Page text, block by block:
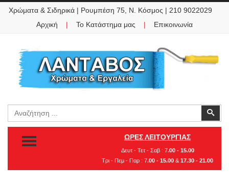
Χρώματα & Σιδηρικά | Ρουμπέση 75, Ν. Κόσμος | 210 9022029
Αρχική
| Το Κατάστημα μας | Επικοινωνία
Αναζήτηση
TOGGLE MENUΩΡΕΣ ΛΕΙΤΟΥΡΓΙΑΣ
Δευτ - Τετ - Σαβ : 7.00 - 15.00
Τρι - Πεμ - Παρ : 7.00 - 15.00 & 17.30 - 21.00